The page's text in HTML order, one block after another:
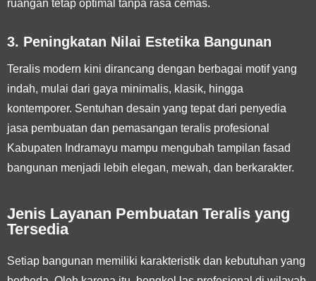
ruangan tetap optimal tanpa rasa cemas.
3. Peningkatan Nilai Estetika Bangunan
Teralis modern kini dirancang dengan berbagai motif yang
indah, mulai dari gaya minimalis, klasik, hingga
kontemporer. Sentuhan desain yang tepat dari penyedia
jasa pembuatan dan pemasangan teralis profesional
Kabupaten Indramayu mampu mengubah tampilan fasad
bangunan menjadi lebih elegan, mewah, dan berkarakter.
Jenis Layanan Pembuatan Teralis yang
Tersedia
Setiap bangunan memiliki karakteristik dan kebutuhan yang